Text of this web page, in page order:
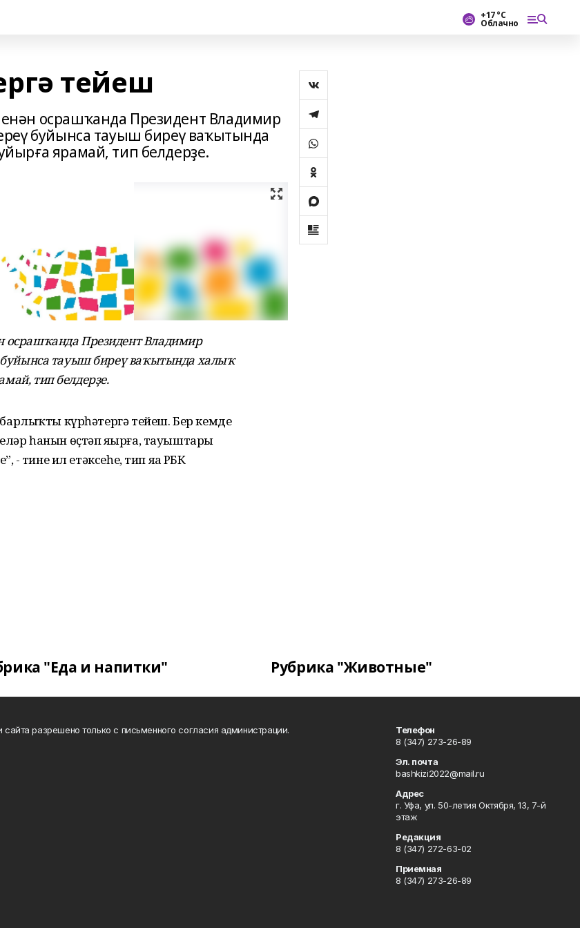
+17 °С
Облачно
тейеш
осрашҡанда Президент Владимир
буйынса тауыш биреү ваҡытында
ярамай, тип белдерҙе.
Президент Владимир
буйынса тауыш биреү ваҡытында халыҡ
тип белдерҙе.
күрһәтергә тейеш. Бер кемде
һанын өҫтәп яҙырға, тауыштарҙы
- тине ил етәксеһе, тип яҙа РБК
"Еда и напитки" Рубрика "Животные"
разрешено только с письменного согласия администрации.
Телефон
8 (347) 273-26-89
Эл. почта
bashkizi2022@mail.ru
Адрес
г. Уфа, ул. 50-летия Октября, 13, 7-й
этаж
Редакция
8 (347) 272-63-02
Приемная
8 (347) 273-26-89